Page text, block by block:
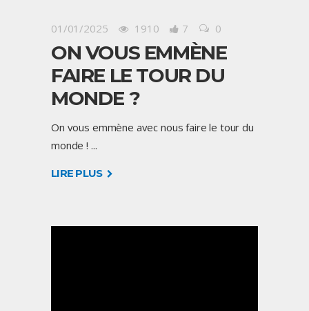
01/01/2025 1910 7 0
ON VOUS EMMÈNE
FAIRE LE TOUR DU
MONDE ?
On vous emmène avec nous faire le tour du
monde !
LIRE PLUS